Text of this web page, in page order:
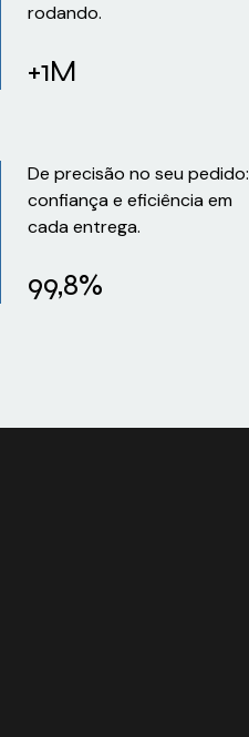
rodando.
+1M
De precisão no seu pedido:
confiança e eficiência em
cada entrega.
99,8%